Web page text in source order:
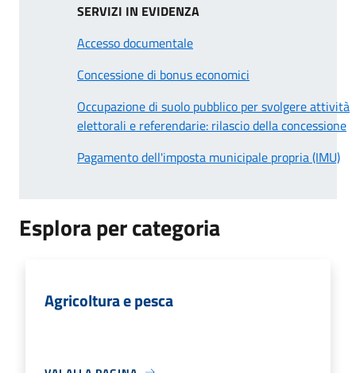
SERVIZI IN EVIDENZA
Accesso documentale
Concessione di bonus economici
Occupazione di suolo pubblico per svolgere attività
elettorali e referendarie: rilascio della concessione
Pagamento dell'imposta municipale propria (IMU)
Esplora per categoria
Agricoltura e pesca